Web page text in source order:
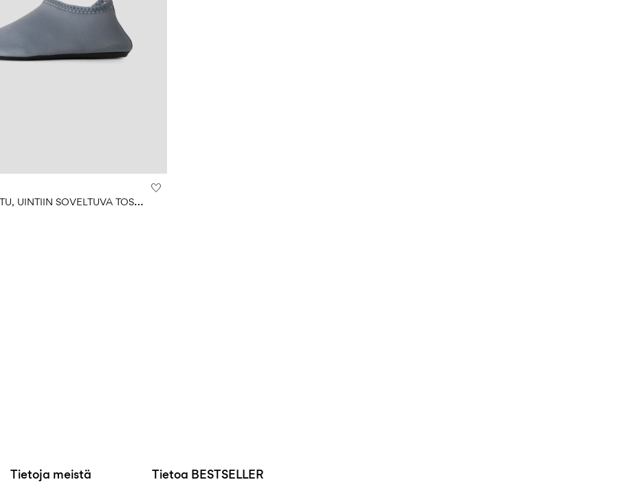
U
V-SUOJATTU, UINTIIN SOVELTUVA TOSSUT
Tietoja meistä Tietoa BESTSELLER